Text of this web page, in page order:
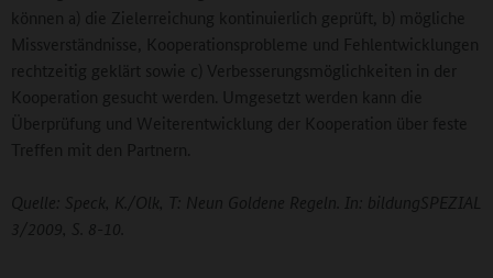
können a) die Zielerreichung kontinuierlich geprüft, b) mögliche
Missverständnisse, Kooperationsprobleme und Fehlentwicklungen
rechtzeitig geklärt sowie c) Verbesserungsmöglichkeiten in der
Kooperation gesucht werden. Umgesetzt werden kann die
Überprüfung und Weiterentwicklung der Kooperation über feste
Treffen mit den Partnern.
Quelle: Speck, K./Olk, T: Neun Goldene Regeln. In: bildungSPEZIAL
3/2009, S. 8-10.